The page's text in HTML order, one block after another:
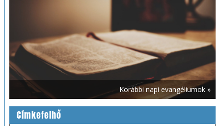
Korábbi napi evangéliumok »
Címkefelhő